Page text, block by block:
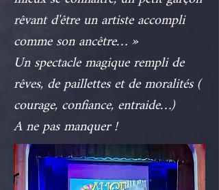
rêvant d'être un artiste accompli
comme son ancêtre… »
Un spectacle magique rempli de
rêves, de paillettes et de moralités (
courage, confiance, entraide…)
A ne pas manquer !